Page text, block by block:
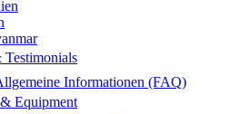
Informationen (FAQ)
Equipment